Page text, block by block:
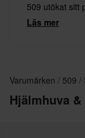
509 utökat sitt
motocross och
Läs mer
Varumärken 509
Hjälmhuva